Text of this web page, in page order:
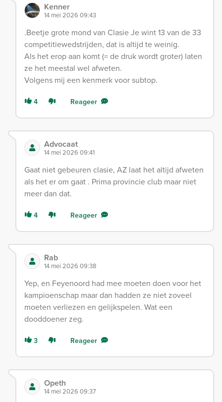
Kenner
14 mei 2026 09:43
.Beetje grote mond van Clasie Je wint 13 van de 33
competitiewedstrijden, dat is altijd te weinig.
Als het erop aan komt (= de druk wordt groter) laten
ze het meestal wel afweten.
Volgens mij een kenmerk voor subtop.
4 Reageer
Advocaat
14 mei 2026 09:41
Gaat niet gebeuren clasie, AZ laat het altijd afweten
als het er om gaat . Prima provincie club maar niet
meer dan dat.
4 Reageer
Rab
14 mei 2026 09:38
Yep, en Feyenoord had mee moeten doen voor het
kampioenschap maar dan hadden ze niet zoveel
moeten verliezen en gelijkspelen. Wat een
dooddoener zeg.
3 Reageer
Opeth
14 mei 2026 09:37